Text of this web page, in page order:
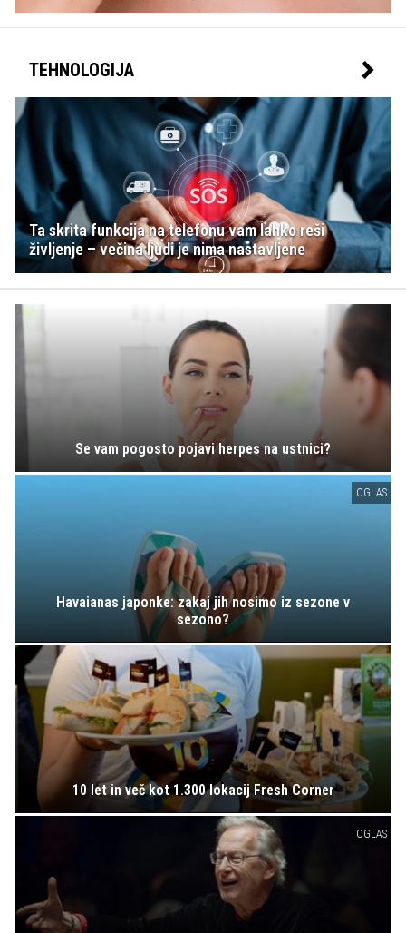
TEHNOLOGIJA
Ta skrita funkcija na telefonu vam lahko reši
življenje – večina ljudi je nima nastavljene
Se vam pogosto pojavi herpes na ustnici?
OGLAS
Havaianas japonke: zakaj jih nosimo iz sezone v
sezono?
10 let in več kot 1.300 lokacij Fresh Corner
OGLAS